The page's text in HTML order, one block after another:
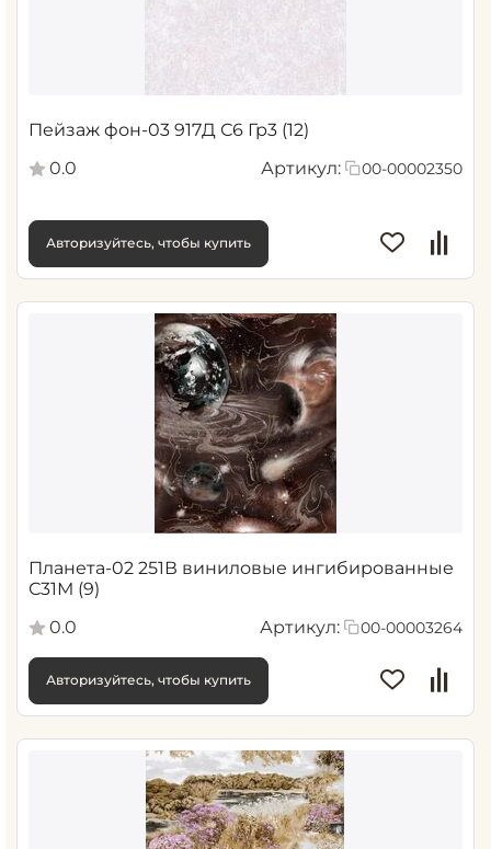
Пейзаж фон-03 917Д С6 Гр3 (12)
0.0
Артикул: 00-00002350
Авторизуйтесь, чтобы купить
Планета-02 251В виниловые ингибированные
С31М (9)
0.0
Артикул: 00-00003264
Авторизуйтесь, чтобы купить